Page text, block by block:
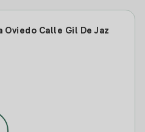
Calle Gil De Jaz